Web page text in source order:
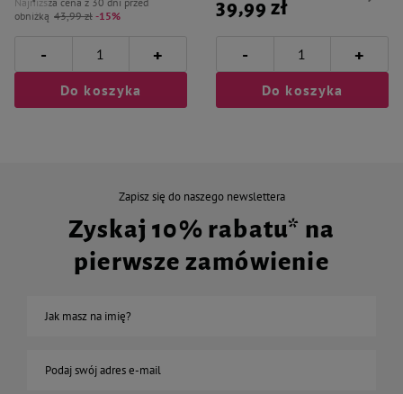
obniżką 43,99 zł -15%
- +
Do koszyka
39,99 zł
- +
Do koszyka
Zapisz się do naszego newslettera
Zyskaj 10% rabatu* na
pierwsze zamówienie
Jak masz na imię?
Podaj swój adres e-mail